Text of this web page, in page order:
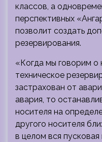
классов, а
перспективных
позволит создать
резервирования.
«Когда мы говорим о
техническое
застрахован от
авария, то
носителя на
другого носителя
в целом вся